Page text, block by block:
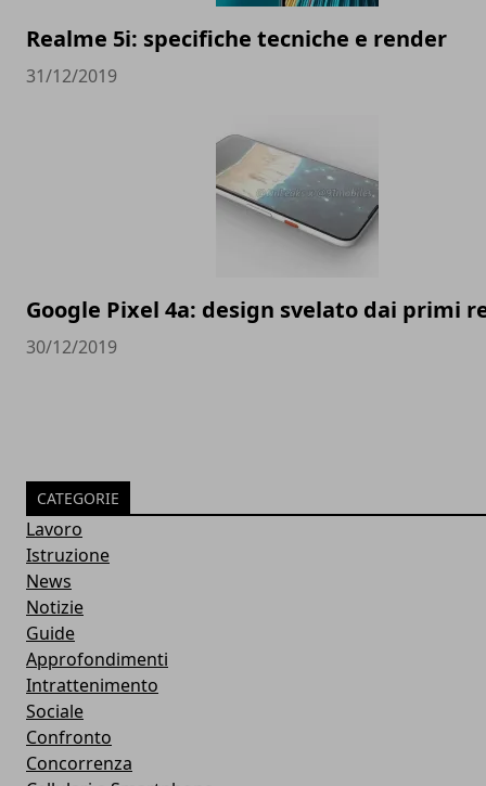
Realme 5i: specifiche tecniche e render
31/12/2019
Google Pixel 4a: design svelato dai primi
30/12/2019
CATEGORIE
Lavoro
Istruzione
News
Notizie
Guide
Approfondimenti
Intrattenimento
Sociale
Confronto
Concorrenza